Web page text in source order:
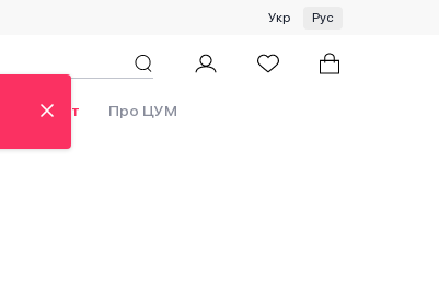
предложение на одежду и платки ЦУМ by GUNIA
Укр Рус
Аутлет Про ЦУМ